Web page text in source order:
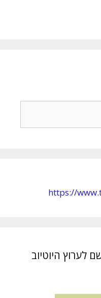
https://
לערוץ היוטיוב